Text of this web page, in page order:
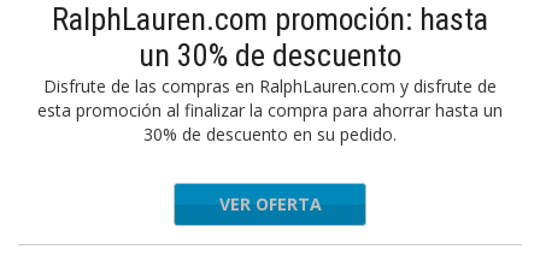
RalphLauren.com promoción: hasta
un 30% de descuento
Disfrute de las compras en RalphLauren.com y disfrute de
esta promoción al finalizar la compra para ahorrar hasta un
30% de descuento en su pedido.
VER OFERTA